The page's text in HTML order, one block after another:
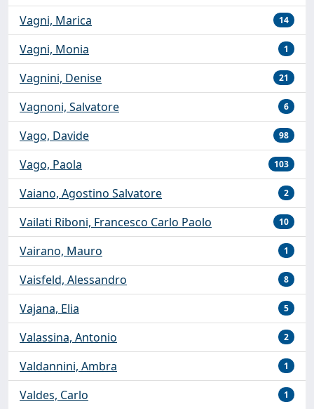
Vagni, Marica 14
Vagni, Monia 1
Vagnini, Denise 21
Vagnoni, Salvatore 6
Vago, Davide 98
Vago, Paola 103
Vaiano, Agostino Salvatore 2
Vailati Riboni, Francesco Carlo Paolo 10
Vairano, Mauro 1
Vaisfeld, Alessandro 8
Vajana, Elia 5
Valassina, Antonio 2
Valdannini, Ambra 1
Valdes, Carlo 1